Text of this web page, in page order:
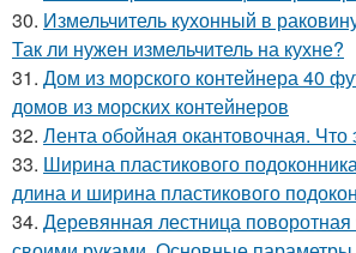
30. Измельчитель кухонный в
Так ли нужен измельчитель на кухне?
31. Дом из морского контейнера 40
домов из морских контейнеров
32. Лента обойная окантовочная. Что
33. Ширина пластикового
длина и ширина пластикового
34. Деревянная лестница поворотная